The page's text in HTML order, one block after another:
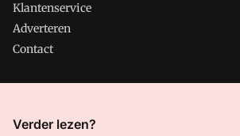
Klantenservice
Adverteren
Contact
CMweb is onderdeel van VMN media. Lees
Verder lezen?